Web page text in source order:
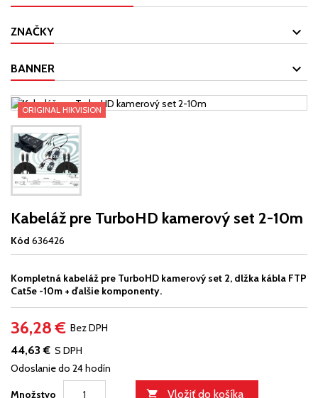
ZNAČKY
BANNER
ORIGINAL HIKVISION
Kabeláž pre TurboHD kamerový set 2-10m
Kód 636426
Kompletná kabeláž pre TurboHD kamerový set 2, dlžka kábla FTP
Cat5e -10m + ďalšie komponenty.
36,28 € Bez DPH
44,63 € S DPH
Odoslanie do 24 hodín
Množstvo  Vložiť do košíka